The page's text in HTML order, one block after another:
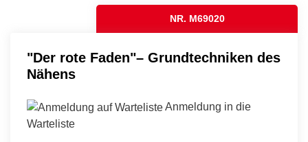
NR. M69020
"Der rote Faden"– Grundtechniken des
Nähens
Anmeldung in die
Warteliste